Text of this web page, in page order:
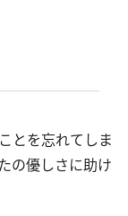
とを忘れてしま
の優しさに助け